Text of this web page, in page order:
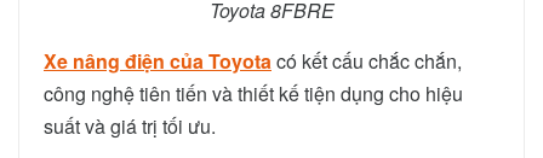
Toyota 8FBRE
Xe nâng điện của Toyotacó kết cấu chắc chắn,
công nghệ tiên tiến và thiết kế tiện dụng cho hiệu
suất và giá trị tối ưu.